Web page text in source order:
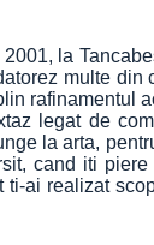
la
multe
rafinamentul
legat de
la arta,
cand iti
ai realizat